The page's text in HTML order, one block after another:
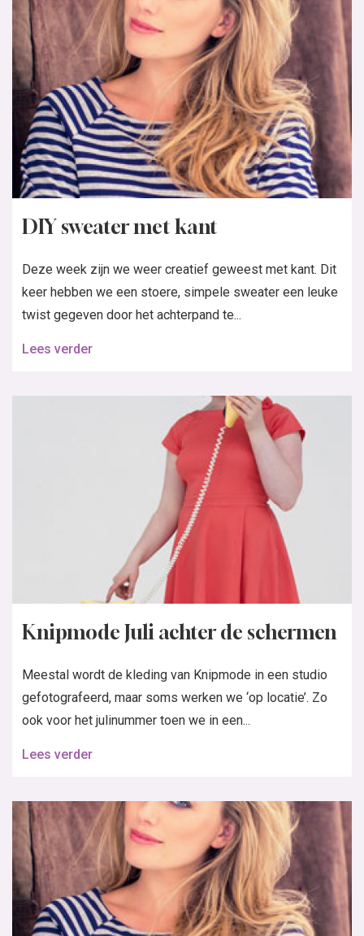
DIY sweater met kant
Deze week zijn we weer creatief geweest met kant. Dit
keer hebben we een stoere, simpele sweater een leuke
twist gegeven door het achterpand te...
Lees verder
Knipmode Juli achter de schermen
Meestal wordt de kleding van Knipmode in een studio
gefotografeerd, maar soms werken we ‘op locatie’. Zo
ook voor het julinummer toen we in een...
Lees verder